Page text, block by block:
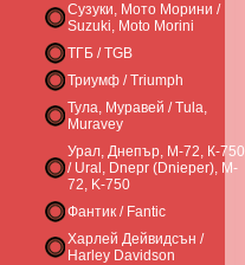
Сузуки, Мото Морини /
Suzuki, Moto Morini
ТГБ / TGB
Триумф / Triumph
Тула, Муравей / Tula,
Muravey
Урал, Днепър, М-72, К-750
/ Ural, Dnepr (Dnieper), M-
72, K-750
Фантик / Fantic
Харлей Дейвидсън /
Harley Davidson